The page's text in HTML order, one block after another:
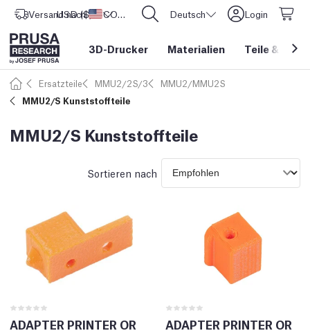
Versand nach Vereinigte Staaten
USD ($) CORE One L: Jetzt auf Lager! Deutsch Login
3D-Drucker Materialien Teile &
Ersatzteile MMU2/2S/3
MMU2/MMU2S
MMU2/S Kunststoffteile
MMU2/S Kunststoffteile
Sortieren nach
ADAPTER PRINTER OR
ADAPTER PRINTER OR